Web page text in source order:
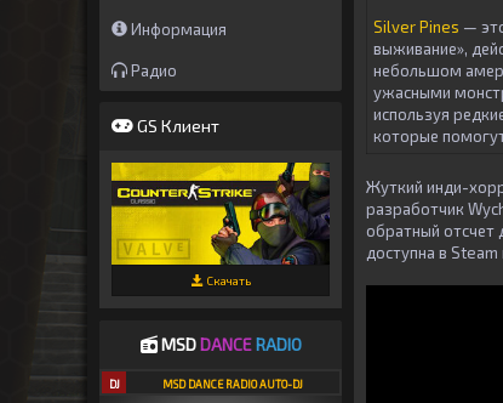
Информация
Радио
GS Клиент
Скачать
MSDDANCE RADIO
DJ MSD DANCE RADIO AUTO-DJ
Silver Pines —
выживание»,
небольшом
ужасными
используя
которые
Жуткий инди-
разработчик
обратный отсчет
доступна в